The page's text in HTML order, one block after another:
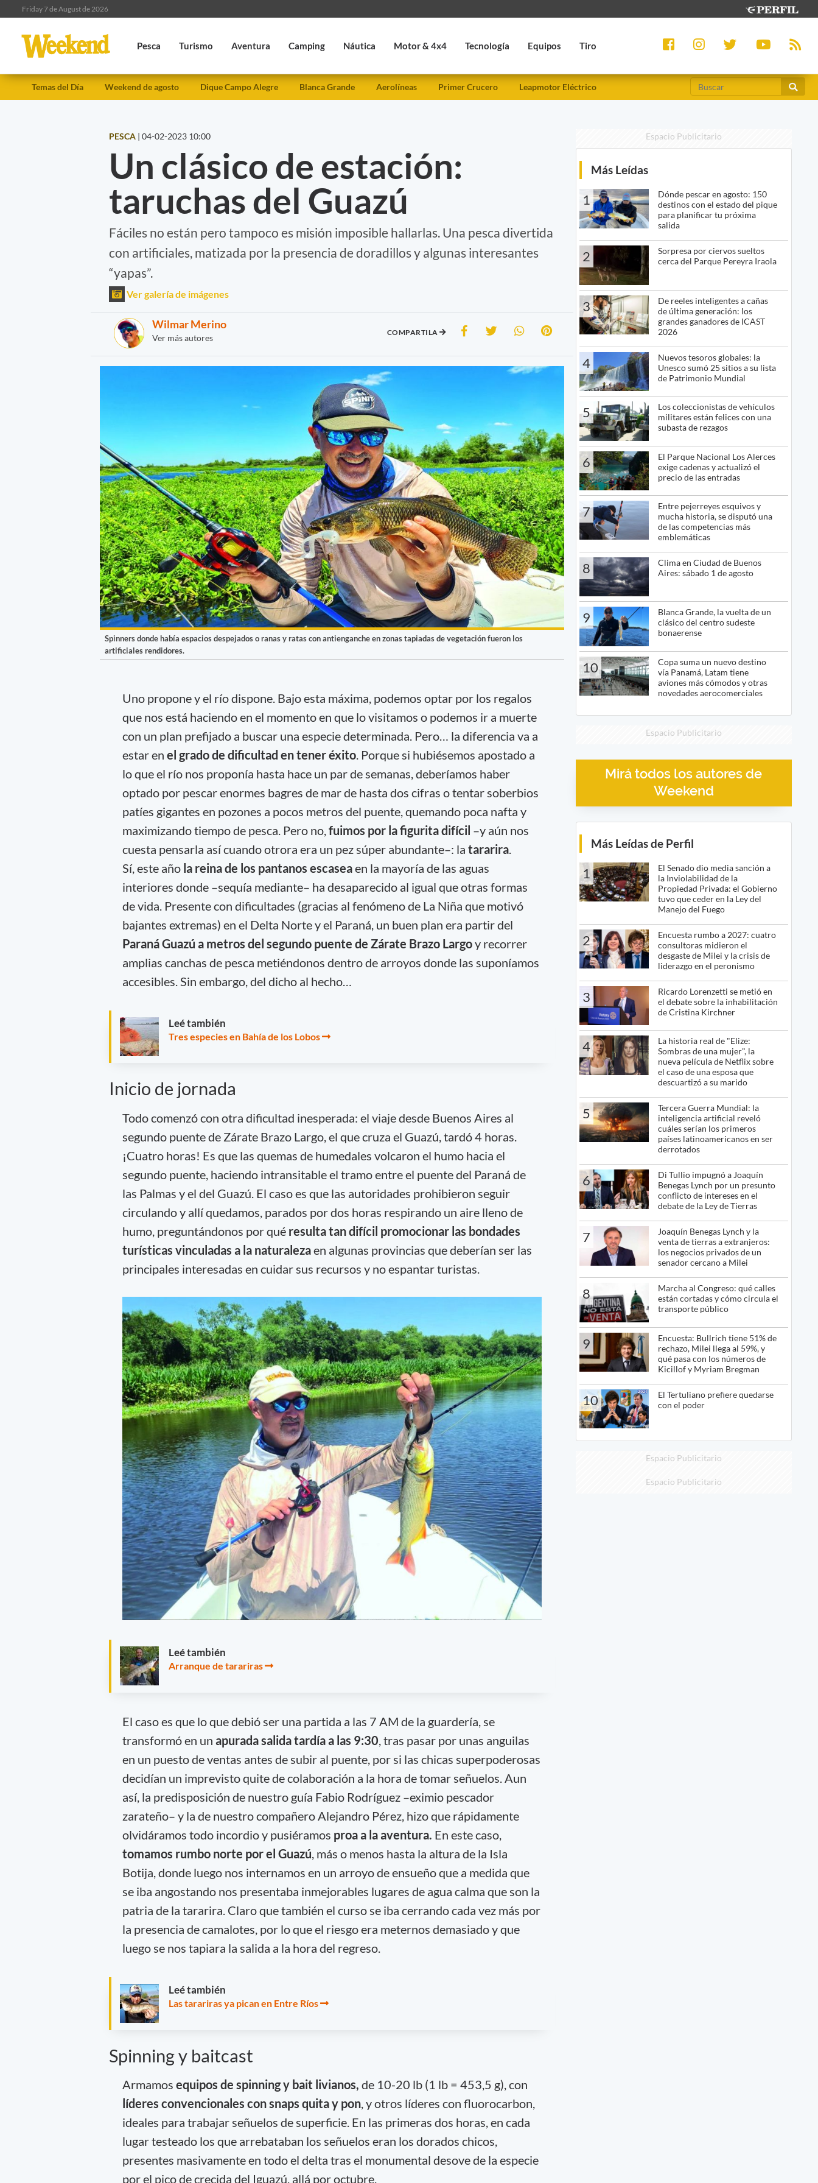
Friday 7 de August de 2026
Pesca Turismo Aventura Camping Náutica Motor & 4x4 Tecnología Equipos Tiro
Temas del Día Weekend de agosto Dique Campo Alegre Blanca Grande Aerolíneas Primer Crucero Leapmotor Eléctrico
PESCA | 04-02-2023 10:00
Un clásico de estación:
taruchas del Guazú
Fáciles no están pero tampoco es misión imposible hallarlas. Una pesca divertida
con artificiales, matizada por la presencia de doradillos y algunas interesantes
“yapas”.
Ver galería de imágenes
Wilmar Merino
Ver más autores
COMPARTILA
Spinners donde había espacios despejados o ranas y ratas con antienganche en zonas tapiadas de vegetación fueron los
artificiales rendidores.
Uno propone y el río dispone. Bajo esta máxima, podemos optar por los regalos
que nos está haciendo en el momento en que lo visitamos o podemos ir a muerte
con un plan prefijado a buscar una especie determinada. Pero… la diferencia va a
estar en el grado de dificultad en tener éxito. Porque si hubiésemos apostado a
lo que el río nos proponía hasta hace un par de semanas, deberíamos haber
optado por pescar enormes bagres de mar de hasta dos cifras o tentar soberbios
patíes gigantes en pozones a pocos metros del puente, quemando poca nafta y
maximizando tiempo de pesca. Pero no, fuimos por la figurita difícil –y aún nos
cuesta pensarla así cuando otrora era un pez súper abundante–: la tararira.
Sí, este año la reina de los pantanos escaseaen la mayoría de las aguas
interiores donde –sequía mediante– ha desaparecido al igual que otras formas
de vida. Presente con dificultades (gracias al fenómeno de La Niña que motivó
bajantes extremas) en el Delta Norte y el Paraná, un buen plan era partir del
Paraná Guazú a metros del segundo puente de Zárate Brazo Largoy recorrer
amplias canchas de pesca metiéndonos dentro de arroyos donde las suponíamos
accesibles. Sin embargo, del dicho al hecho…
Leé también
Tres especies en Bahía de los Lobos
Inicio de jornada
Todo comenzó con otra dificultad inesperada: el viaje desde Buenos Aires al
segundo puente de Zárate Brazo Largo, el que cruza el Guazú, tardó 4 horas.
¡Cuatro horas! Es que las quemas de humedales volcaron el humo hacia el
segundo puente, haciendo intransitable el tramo entre el puente del Paraná de
las Palmas y el del Guazú. El caso es que las autoridades prohibieron seguir
circulando y allí quedamos, parados por dos horas respirando un aire lleno de
humo, preguntándonos por qué resulta tan difícil promocionar las bondades
turísticas vinculadas a la naturalezaen algunas provincias que deberían ser las
principales interesadas en cuidar sus recursos y no espantar turistas.
Leé también
Arranque de tarariras
El caso es que lo que debió ser una partida a las 7 AM de la guardería, se
transformó en un apurada salida tardía a las 9:30, tras pasar por unas anguilas
en un puesto de ventas antes de subir al puente, por si las chicas superpoderosas
decidían un imprevisto quite de colaboración a la hora de tomar señuelos. Aun
así, la predisposición de nuestro guía Fabio Rodríguez –eximio pescador
zarateño– y la de nuestro compañero Alejandro Pérez, hizo que rápidamente
olvidáramos todo incordio y pusiéramos proa a la aventura. En este caso,
tomamos rumbo norte por el Guazú, más o menos hasta la altura de la Isla
Botija, donde luego nos internamos en un arroyo de ensueño que a medida que
se iba angostando nos presentaba inmejorables lugares de agua calma que son la
patria de la tararira. Claro que también el curso se iba cerrando cada vez más por
la presencia de camalotes, por lo que el riesgo era meternos demasiado y que
luego se nos tapiara la salida a la hora del regreso.
Leé también
Las tarariras ya pican en Entre Ríos
Spinning y baitcast
Armamos equipos de spinning y bait livianos, de 10-20 lb (1 lb = 453,5 g), con
líderes convencionales con snaps quita y pon, y otros líderes con fluorocarbon,
ideales para trabajar señuelos de superficie. En las primeras dos horas, en cada
lugar testeado los que arrebataban los señuelos eran los dorados chicos,
presentes masivamente en todo el delta tras el monumental desove de la especie
por el pico de crecida del Iguazú, allá por octubre.
Espacio Publicitario
Más Leídas
1
Dónde pescar en agosto: 150
destinos con el estado del pique
para planificar tu próxima
salida
2
Sorpresa por ciervos sueltos
cerca del Parque Pereyra Iraola
3
De reeles inteligentes a cañas
de última generación: los
grandes ganadores de ICAST
2026
4
Nuevos tesoros globales: la
Unesco sumó 25 sitios a su lista
de Patrimonio Mundial
5
Los coleccionistas de vehículos
militares están felices con una
subasta de rezagos
6
El Parque Nacional Los Alerces
exige cadenas y actualizó el
precio de las entradas
7
Entre pejerreyes esquivos y
mucha historia, se disputó una
de las competencias más
emblemáticas
8
Clima en Ciudad de Buenos
Aires: sábado 1 de agosto
9
Blanca Grande, la vuelta de un
clásico del centro sudeste
bonaerense
10
Copa suma un nuevo destino
vía Panamá, Latam tiene
aviones más cómodos y otras
novedades aerocomerciales
Espacio Publicitario
Mirá todos los autores de
Weekend
Más Leídas de Perfil
1
El Senado dio media sanción a
la Inviolabilidad de la
Propiedad Privada: el Gobierno
tuvo que ceder en la Ley del
Manejo del Fuego
2
Encuesta rumbo a 2027: cuatro
consultoras midieron el
desgaste de Milei y la crisis de
liderazgo en el peronismo
3
Ricardo Lorenzetti se metió en
el debate sobre la inhabilitación
de Cristina Kirchner
4
La historia real de "Elize:
Sombras de una mujer", la
nueva película de Netflix sobre
el caso de una esposa que
descuartizó a su marido
5
Tercera Guerra Mundial: la
inteligencia artificial reveló
cuáles serían los primeros
países latinoamericanos en ser
derrotados
6
Di Tullio impugnó a Joaquín
Benegas Lynch por un presunto
conflicto de intereses en el
debate de la Ley de Tierras
7
Joaquín Benegas Lynch y la
venta de tierras a extranjeros:
los negocios privados de un
senador cercano a Milei
8
Marcha al Congreso: qué calles
están cortadas y cómo circula el
transporte público
9
Encuesta: Bullrich tiene 51% de
rechazo, Milei llega al 59%, y
qué pasa con los números de
Kicillof y Myriam Bregman
10
El Tertuliano prefiere quedarse
con el poder
Espacio Publicitario
Espacio Publicitario